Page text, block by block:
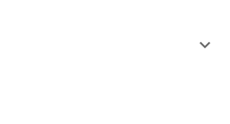
keyboard_arrow_down